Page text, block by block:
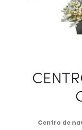
Centro de